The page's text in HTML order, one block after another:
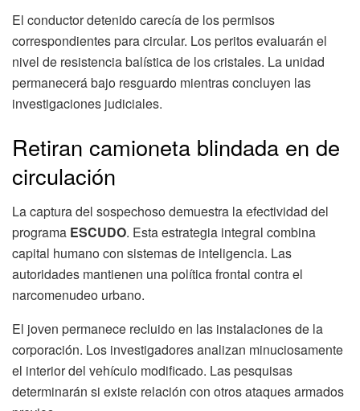
El conductor detenido carecía de los permisos
correspondientes para circular. Los peritos evaluarán el
nivel de resistencia balística de los cristales. La unidad
permanecerá bajo resguardo mientras concluyen las
investigaciones judiciales.
Retiran camioneta blindada en de
circulación
La captura del sospechoso demuestra la efectividad del
programa ESCUDO. Esta estrategia integral combina
capital humano con sistemas de inteligencia. Las
autoridades mantienen una política frontal contra el
narcomenudeo urbano.
El joven permanece recluido en las instalaciones de la
corporación. Los investigadores analizan minuciosamente
el interior del vehículo modificado. Las pesquisas
determinarán si existe relación con otros ataques armados